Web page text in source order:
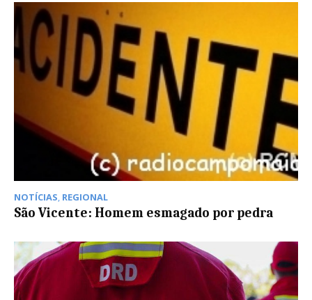
NOTÍCIAS, REGIONAL
São Vicente: Homem esmagado por pedra